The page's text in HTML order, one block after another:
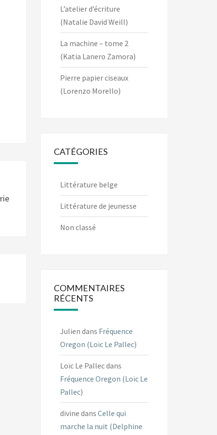
L’atelier d’écriture
(Natalie David Weill)
La machine – tome 2
(Katia Lanero Zamora)
Pierre papier ciseaux
(Lorenzo Morello)
CATÉGORIES
Littérature belge
Littérature de jeunesse
Non classé
COMMENTAIRES
RÉCENTS
Julien dans Fréquence
Oregon (Loïc Le Pallec)
Loïc Le Pallecdans
Fréquence Oregon (Loïc Le
Pallec)
divine dans Celle qui
marche la nuit (Delphine